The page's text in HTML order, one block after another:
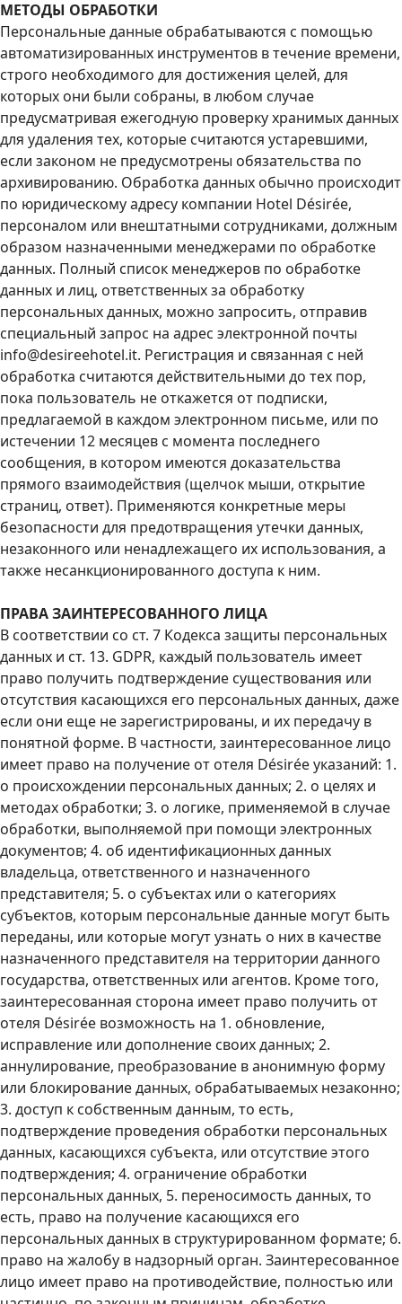
МЕТОДЫ ОБРАБОТКИ
Персональные данные обрабатываются с помощью
автоматизированных инструментов в течение времени,
строго необходимого для достижения целей, для
которых они были собраны, в любом случае
предусматривая ежегодную проверку хранимых данных
для удаления тех, которые считаются устаревшими,
если законом не предусмотрены обязательства по
архивированию. Обработка данных обычно происходит
по юридическому адресу компании Hotel Désirée,
персоналом или внештатными сотрудниками, должным
образом назначенными менеджерами по обработке
данных. Полный список менеджеров по обработке
данных и лиц, ответственных за обработку
персональных данных, можно запросить, отправив
специальный запрос на адрес электронной почты
info@desireehotel.it. Регистрация и связанная с ней
обработка считаются действительными до тех пор,
пока пользователь не откажется от подписки,
предлагаемой в каждом электронном письме, или по
истечении 12 месяцев с момента последнего
сообщения, в котором имеются доказательства
прямого взаимодействия (щелчок мыши, открытие
страниц, ответ). Применяются конкретные меры
безопасности для предотвращения утечки данных,
незаконного или ненадлежащего их использования, а
также несанкционированного доступа к ним.
ПРАВА ЗАИНТЕРЕСОВАННОГО ЛИЦА
В соответствии со ст. 7 Кодекса защиты персональных
данных и ст. 13. GDPR, каждый пользователь имеет
право получить подтверждение существования или
отсутствия касающихся его персональных данных, даже
если они еще не зарегистрированы, и их передачу в
понятной форме. В частности, заинтересованное лицо
имеет право на получение от отеля Désirée указаний: 1.
о происхождении персональных данных; 2. о целях и
методах обработки; 3. о логике, применяемой в случае
обработки, выполняемой при помощи электронных
документов; 4. об идентификационных данных
владельца, ответственного и назначенного
представителя; 5. о субъектах или о категориях
субъектов, которым персональные данные могут быть
переданы, или которые могут узнать о них в качестве
назначенного представителя на территории данного
государства, ответственных или агентов. Кроме того,
заинтересованная сторона имеет право получить от
отеля Désirée возможность на 1. обновление,
исправление или дополнение своих данных; 2.
аннулирование, преобразование в анонимную форму
или блокирование данных, обрабатываемых незаконно;
3. доступ к собственным данным, то есть,
подтверждение проведения обработки персональных
данных, касающихся субъекта, или отсутствие этого
подтверждения; 4. ограничение обработки
персональных данных, 5. переносимость данных, то
есть, право на получение касающихся его
персональных данных в структурированном формате; 6.
право на жалобу в надзорный орган. Заинтересованное
лицо имеет право на противодействие, полностью или